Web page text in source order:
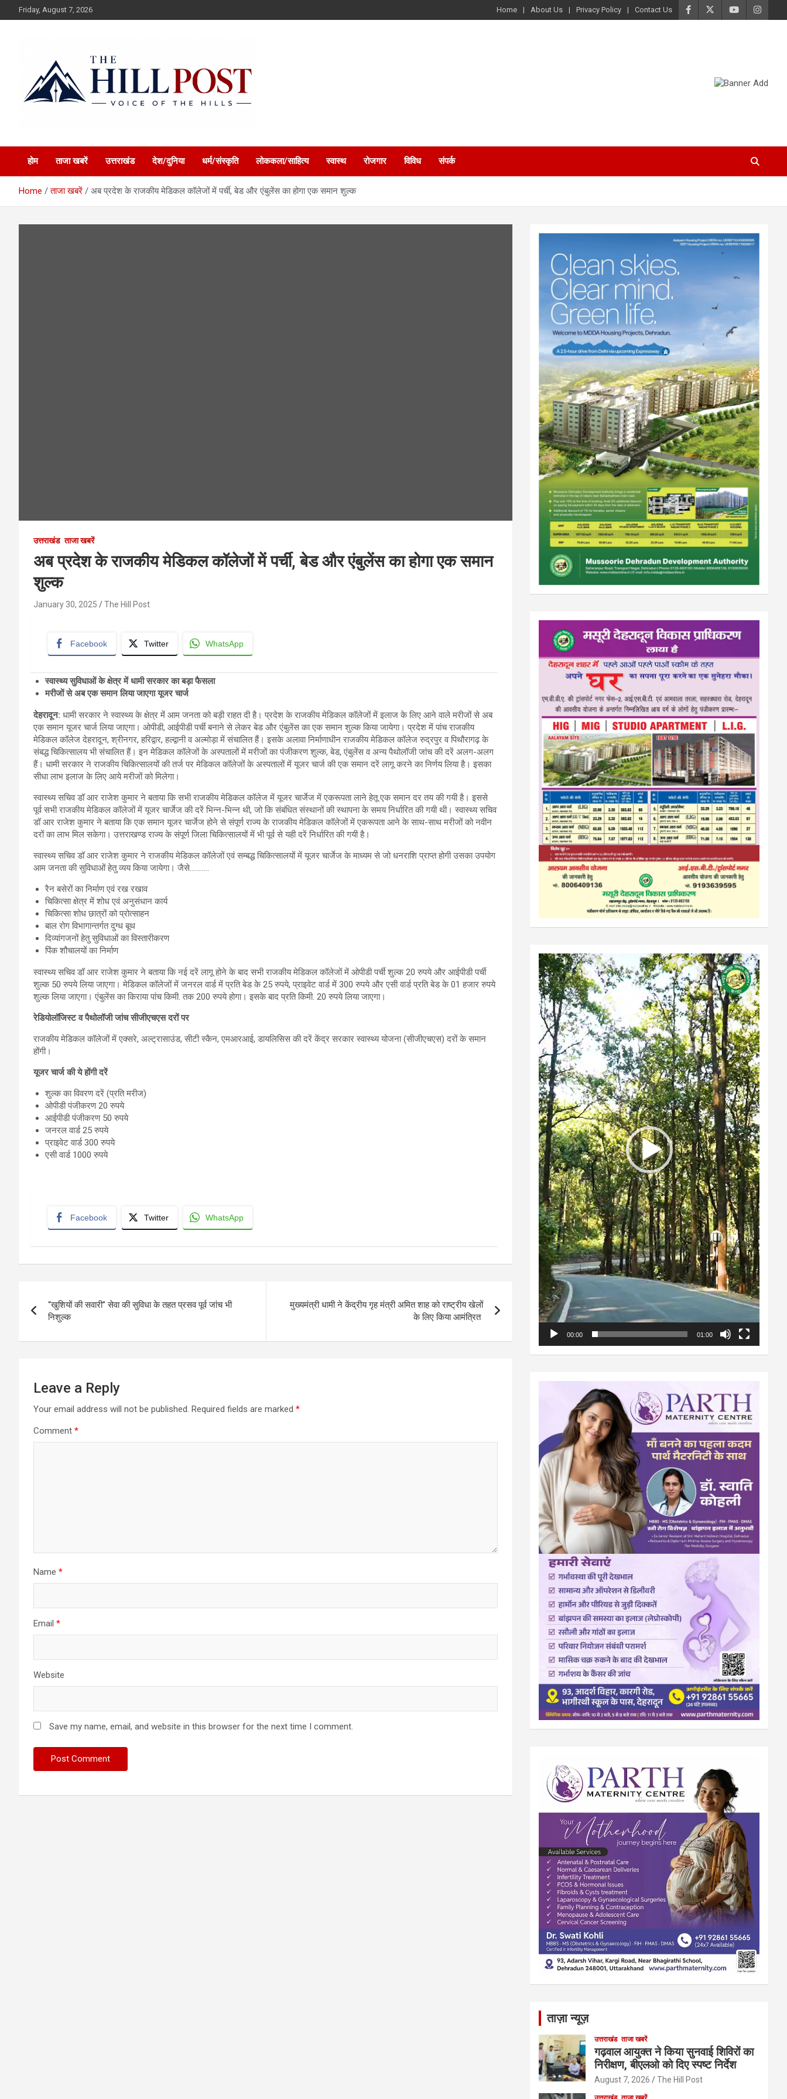
to
Friday, August 7, 2026 Home About Us Privacy Policy Contact Us
The Hillpost
होम ताजा खबरें उत्तराखंड देश/दुनिया धर्म/संस्कृति लोककला/साहित्य स्वास्थ रोजगार विविध संपर्क
Home ताजा खबरें अब प्रदेश के राजकीय मेडिकल कॉलेजों में पर्ची, बेड और एंबुलेंस का होगा एक समान शुल्क
उत्तराखंड ताजा खबरें
अब प्रदेश के राजकीय मेडिकल कॉलेजों में पर्ची, बेड और एंबुलेंस का होगा एक समान
शुल्क
January 30, 2025 The Hill Post
Facebook Twitter WhatsApp
स्वास्थ्य सुविधाओं के क्षेत्र में धामी सरकार का बड़ा फैसला
मरीजों से अब एक समान लिया जाएगा यूजर चार्ज
देहरादून: धामी सरकार ने स्वास्थ्य के क्षेत्र में आम जनता को बड़ी राहत दी है। प्रदेश के राजकीय मेडिकल कॉलेजों में इलाज के लिए आने वाले मरीजों से अब
एक समान यूजर चार्ज लिया जाएगा। ओपीडी, आईपीडी पर्ची बनाने से लेकर बेड और एंबुलेंस का एक समान शुल्क किया जायेगा। प्रदेश में पांच राजकीय
मेडिकल कॉलेज देहरादून, श्रीनगर, हरिद्वार, हल्द्वानी व अल्मोड़ा में संचालित हैं। इसके अलावा निर्माणाधीन राजकीय मेडिकल कॉलेज रुद्रपुर व पिथौरागढ़ के
संबद्ध चिकित्सालय भी संचालित हैं। इन मेडिकल कॉलेजों के अस्पतालों में मरीजों का पंजीकरण शुल्क, बेड, एंबुलेंस व अन्य पैथोलॉजी जांच की दरें अलग-अलग
हैं। धामी सरकार ने राजकीय चिकित्सालयों की तर्ज पर मेडिकल कॉलेजों के अस्पतालों में यूजर चार्ज की एक समान दरें लागू करने का निर्णय लिया है। इसका
सीधा लाभ इलाज के लिए आये मरीजों को मिलेगा।
स्वास्थ्य सचिव डॉ आर राजेश कुमार ने बताया कि सभी राजकीय मेडिकल कॉलेज में यूजर चार्जेज में एकरूपता लाने हेतू एक समान दर तय की गयी है। इससे
पूर्व सभी राजकीय मेडिकल कॉलेजों में यूजर चार्जेज की दरें भिन्न-भिन्न थी, जो कि संबंधित संस्थानों की स्थापना के समय निर्धारित की गयी थी। स्वास्थ्य सचिव
डॉ आर राजेश कुमार ने बताया कि एक समान यूजर चार्जेज होने से संपूर्ण राज्य के राजकीय मेडिकल कॉलेजों में एकरूपता आने के साथ-साथ मरीजों को नवीन
दरों का लाभ मिल सकेगा। उत्तराखण्ड राज्य के संपूर्ण जिला चिकित्सालयों में भी पूर्व से यही दरें निर्धारित की गयी है।
स्वास्थ्य सचिव डॉ आर राजेश कुमार ने राजकीय मेडिकल कॉलेजों एवं सम्बद्ध चिकित्सालयों में यूजर चार्जेज के माध्यम से जो धनराशि प्राप्त होगी उसका उपयोग
आम जनता की सुविधाओं हेतु व्यय किया जायेगा। जैसे………..
रैन बसेरों का निर्माण एवं रख रखाव
चिकित्सा क्षेत्र में शोध एवं अनुसंधान कार्य
चिकित्सा शोध छात्रों को प्रोत्साहन
बाल रोग विभागान्तर्गत दुग्ध बूथ
दिव्यांगजनों हेतु सुविधाओं का विस्तारीकरण
पिंक शौचालयों का निर्माण
स्वास्थ्य सचिव डॉ आर राजेश कुमार ने बताया कि नई दरें लागू होने के बाद सभी राजकीय मेडिकल कॉलेजों में ओपीडी पर्ची शुल्क 20 रुपये और आईपीडी पर्ची
शुल्क 50 रुपये लिया जाएगा। मेडिकल कॉलेजों में जनरल वार्ड में प्रति बेड के 25 रुपये, प्राइवेट वार्ड में 300 रुपये और एसी वार्ड प्रति बेड के 01 हजार रुपये
शुल्क लिया जाएगा। एंबुलेंस का किराया पांच किमी. तक 200 रुपये होगा। इसके बाद प्रति किमी. 20 रुपये लिया जाएगा।
रेडियोलॉजिस्ट व पैथोलॉजी जांच सीजीएचएस दरों पर
राजकीय मेडिकल कॉलेजों में एक्सरे, अल्ट्रासाउंड, सीटी स्कैन, एमआरआई, डायलिसिस की दरें केंद्र सरकार स्वास्थ्य योजना (सीजीएचएस) दरों के समान
होंगी।
यूजर चार्ज की ये होंगी दरें
शुल्क का विवरण दरें (प्रति मरीज)
ओपीडी पंजीकरण 20 रुपये
आईपीडी पंजीकरण 50 रुपये
जनरल वार्ड 25 रुपये
प्राइवेट वार्ड 300 रुपये
एसी वार्ड 1000 रुपये
Facebook Twitter WhatsApp
navigation
“खुशियों की सवारी” सेवा की सुविधा के तहत प्रसव पूर्व जांच भी
निशुल्क
मुख्यमंत्री धामी ने केंद्रीय गृह मंत्री अमित शाह को राष्ट्रीय खेलों
के लिए किया आमंत्रित
Leave a Reply
Your email address will not be published. Required fields are marked *
Comment *
Name *
Email *
Website
Save my name, email, and website in this browser for the next time I comment.
Video
Player
00:00 01:00
ताज़ा न्यूज़
उत्तराखंड ताजा खबरें
गढ़वाल आयुक्त ने किया सुनवाई शिविरों का
निरीक्षण, बीएलओ को दिए स्पष्ट निर्देश
August 7, 2026 The Hill Post